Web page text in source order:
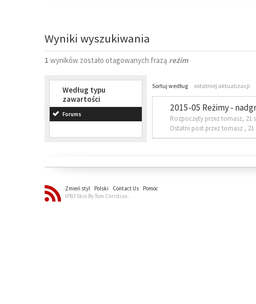
Wyniki wyszukiwania
1 wyników zostało otagowanych frazą reżim
Według typu
zawartości
Forums
Sortuj według ostatniej aktualizacji
2015-05 Reżimy -
Rozpoczęty przez tomasz, 21
Ostatni post przez tomasz , 21
Zmień styl Polski Contact Us
Pomoc
IPB3 Skin By Tom Christian.